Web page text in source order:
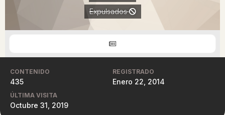
Expulsados
CONTENIDO
435
REGISTRADO
Enero 22, 2014
ÚLTIMA VISITA
Octubre 31, 2019